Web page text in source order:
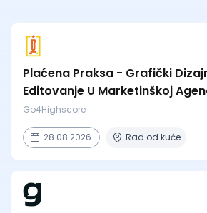
Plaćena Praksa - Grafički
Editovanje U Marketinškoj
Go4Highscore
28.08.2026. Rad od kuće